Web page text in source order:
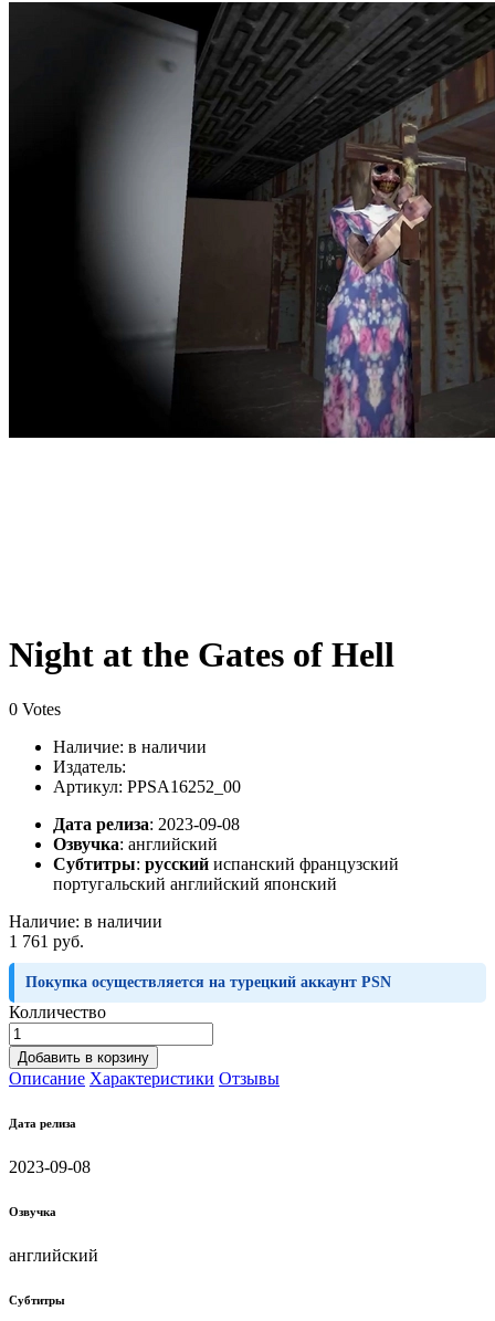
Night at the Gates of Hell
0 Votes
Наличие: в наличии
Издатель:
Артикул: PPSA16252_00
Дата релиза: 2023-09-08
Озвучка: английский
Субтитры: русский испанский французский
португальский английский японский
Наличие: в наличии
1 761 руб.
Покупка осуществляется на турецкий аккаунт PSN
Колличество
Добавить в корзину
Описание Характеристики Отзывы
Дата релиза
2023-09-08
Озвучка
английский
Субтитры